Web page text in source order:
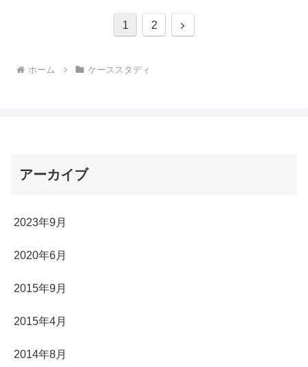
1 2
次
ホーム ケーススタディ
アーカイブ
2023年9月
2020年6月
2015年9月
2015年4月
2014年8月